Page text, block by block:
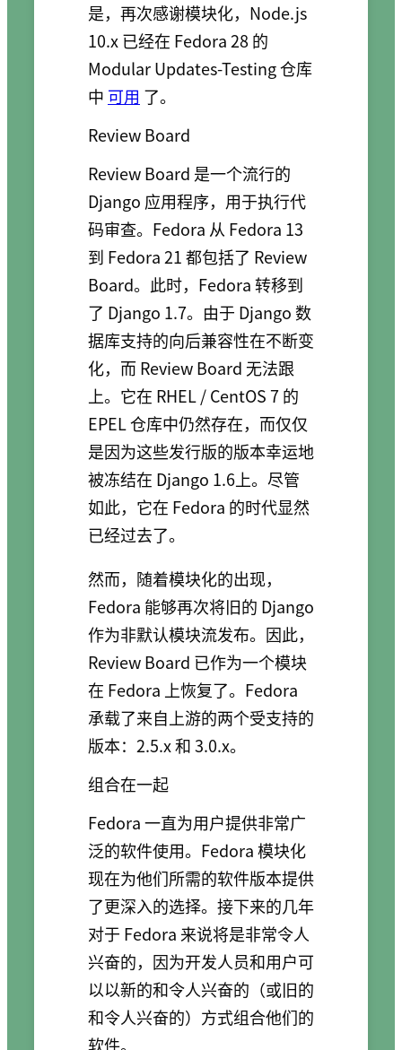
是，再次感谢模块化，Node.js
10.x 已经在 Fedora 28 的
Modular Updates-Testing 仓库
中 可用 了。
Review Board
Review Board 是一个流行的
Django 应用程序，用于执行代
码审查。Fedora 从 Fedora 13
到 Fedora 21 都包括了 Review
Board。此时，Fedora 转移到
了 Django 1.7。由于 Django 数
据库支持的向后兼容性在不断变
化，而 Review Board 无法跟
上。它在 RHEL / CentOS 7 的
EPEL 仓库中仍然存在，而仅仅
是因为这些发行版的版本幸运地
被冻结在 Django 1.6上。尽管
如此，它在 Fedora 的时代显然
已经过去了。
然而，随着模块化的出现，
Fedora 能够再次将旧的 Django
作为非默认模块流发布。因此，
Review Board 已作为一个模块
在 Fedora 上恢复了。Fedora
承载了来自上游的两个受支持的
版本：2.5.x 和 3.0.x。
组合在一起
Fedora 一直为用户提供非常广
泛的软件使用。Fedora 模块化
现在为他们所需的软件版本提供
了更深入的选择。接下来的几年
对于 Fedora 来说将是非常令人
兴奋的，因为开发人员和用户可
以以新的和令人兴奋的（或旧的
和令人兴奋的）方式组合他们的
软件。